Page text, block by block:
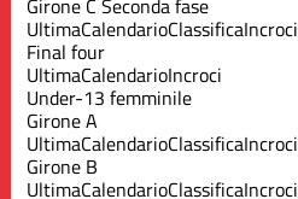
UltimaCalendarioClassificaIncroci
Final four
UltimaCalendarioIncroci
Under-13 femminile
Girone A
UltimaCalendarioClassificaIncroci
Girone B
UltimaCalendarioClassificaIncroci